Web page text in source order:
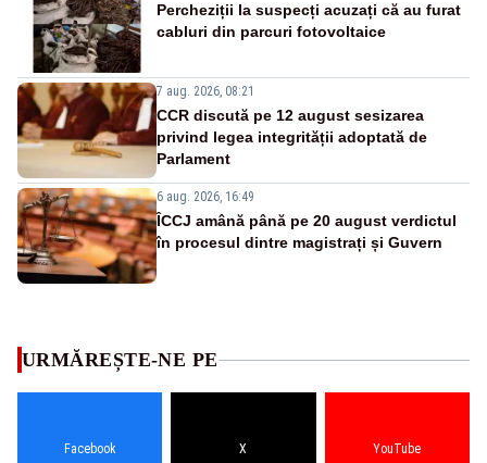
Percheziții la suspecți acuzați că au furat
cabluri din parcuri fotovoltaice
7 aug. 2026, 08:21
CCR discută pe 12 august sesizarea
privind legea integrității adoptată de
Parlament
6 aug. 2026, 16:49
ÎCCJ amână până pe 20 august verdictul
în procesul dintre magistrați și Guvern
URMĂREȘTE-NE PE
Facebook X YouTube